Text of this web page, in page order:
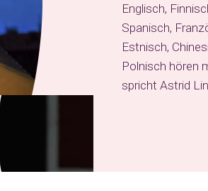
Englisch,
Spanisch,
Estnisch,
Polnisch hören
spricht Astrid